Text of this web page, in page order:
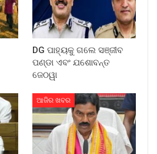
DG ପାହ୍ୟକୁ ଗଲେ ସଞ୍ଜୀବ
ପଣ୍ଡା ଏବଂ ଯଶୋବନ୍ତ
ଜେଠୱା
ଆଜିର ଖବର